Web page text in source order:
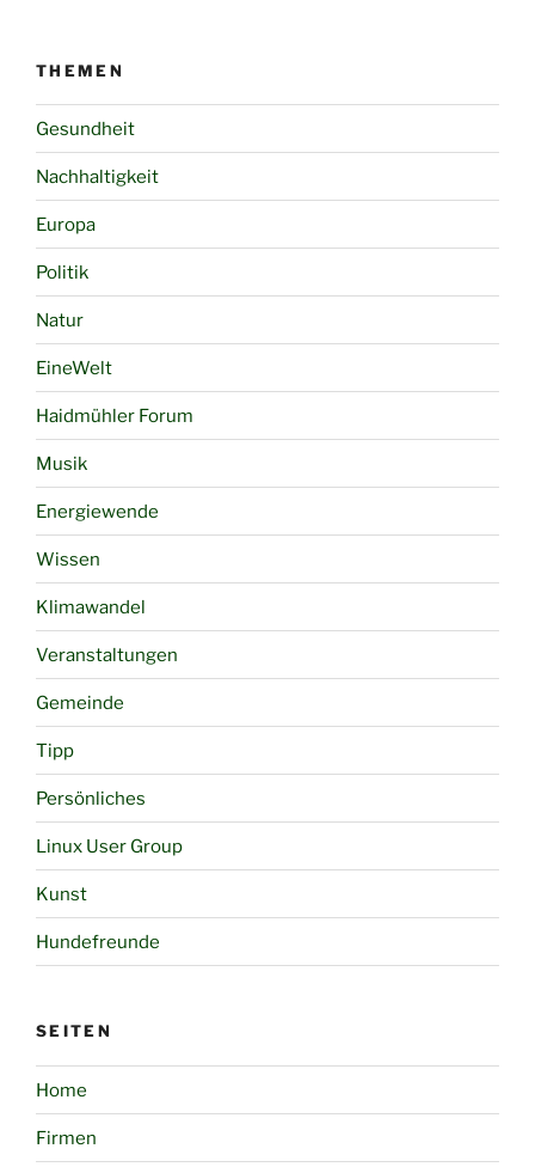
THEMEN
Gesundheit
Nachhaltigkeit
Europa
Politik
Natur
EineWelt
Haidmühler Forum
Musik
Energiewende
Wissen
Klimawandel
Veranstaltungen
Gemeinde
Tipp
Persönliches
Linux User Group
Kunst
Hundefreunde
SEITEN
Home
Firmen